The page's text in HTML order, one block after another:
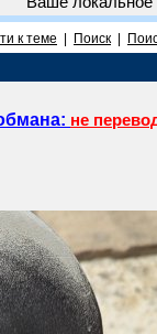
к теме Поиск
не